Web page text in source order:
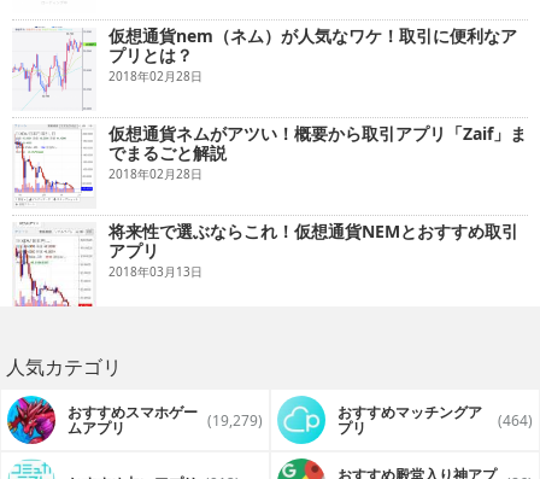
仮想通貨nem（ネム）が人気なワケ！取引に便利なア
プリとは？
2018年02月28日
仮想通貨ネムがアツい！概要から取引アプリ「Zaif」ま
でまるごと解説
2018年02月28日
将来性で選ぶならこれ！仮想通貨NEMとおすすめ取引
アプリ
2018年03月13日
人気カテゴリ
おすすめスマホゲー
ムアプリ (19,279) おすすめマッチングア
プリ (464)
おすすめ殿堂入り神アプ